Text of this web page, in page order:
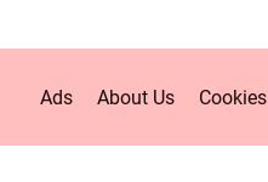
Ads About Us Cookies